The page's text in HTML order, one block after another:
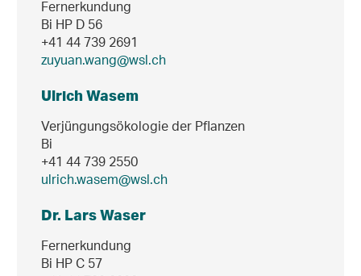
Fernerkundung
Bi HP D 56
+41 44 739 2691
zuyuan.wang@wsl.ch
Ulrich Wasem
Verjüngungsökologie der Pflanzen
Bi
+41 44 739 2550
ulrich.wasem@wsl.ch
Dr. Lars Waser
Fernerkundung
Bi HP C 57